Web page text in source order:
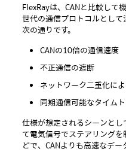
FlexRayは、CANと比較して
世代の通信プロトコルとし
次の通りです。
CANの10倍の通信速度
不正通信の遮断
ネットワーク二重化に
同期通信可能なタイム
仕様が想定されるシーンと
て電気信号でステアリングを
どで、CANよりも高速なデー